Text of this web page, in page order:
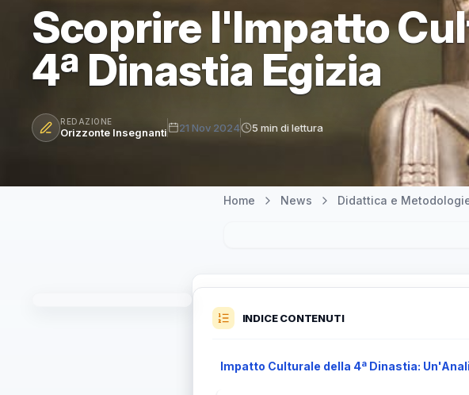
Scoprire l'Impatto
4ª Dinastia Egizia
REDAZIONE
Orizzonte Insegnanti 21 Nov 2024 5 min di lettura
Home News Didattica e
INDICE CONTENUTI
Impatto Culturale della 4ª Dinastia: